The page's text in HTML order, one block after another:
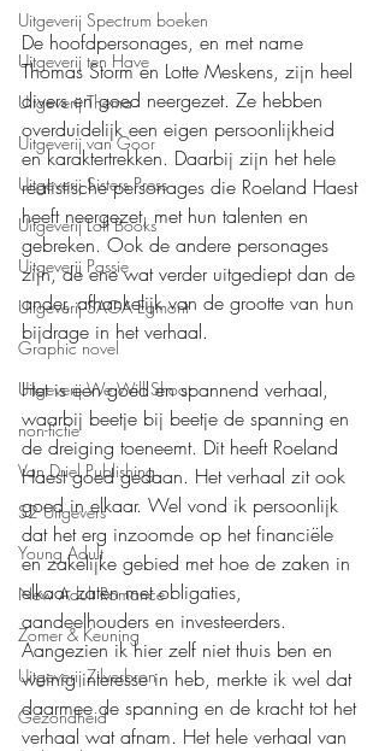
Uitgeverij Spectrum boeken
Uitgeverij ten Have
Uitgeverij Thema
Uitgeverij van Goor
Uitgeverij Sisters Press
Uitgeverij Loft Books
Uitgeverij Passie
Uitgeverij SAGA Egmont
Graphic novel
Uitgeverij We Will Shoot
non-fictie
Van Driel Publishing
S2 Uitgevers
Young Adult
New Adult Romance
Zomer & Keuning
Uitgeverij Zilverbron
Gezondheid
De hoofdpersonages, en met name
Thomas Storm en Lotte Meskens, zijn heel
divers en goed neergezet. Ze hebben
overduidelijk een eigen persoonlijkheid
en karaktertrekken. Daarbij zijn het hele
realistische personages die Roeland Haest
heeft neergezet, met hun talenten en
gebreken. Ook de andere personages
zijn, de ene wat verder uitgediept dan de
ander, afhankelijk van de grootte van hun
bijdrage in het verhaal.
Het is een goed en spannend verhaal,
waarbij beetje bij beetje de spanning en
de dreiging toeneemt. Dit heeft Roeland
Haest goed gedaan. Het verhaal zit ook
goed in elkaar. Wel vond ik persoonlijk
dat het erg inzoomde op het financiële
en zakelijke gebied met hoe de zaken in
elkaar zaten met obligaties,
aandeelhouders en investeerders.
Aangezien ik hier zelf niet thuis ben en
weinig interesse in heb, merkte ik wel dat
daarmee de spanning en de kracht tot het
verhaal wat afnam. Het hele verhaal van